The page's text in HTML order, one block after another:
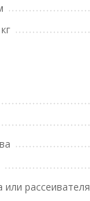
рассеивателя